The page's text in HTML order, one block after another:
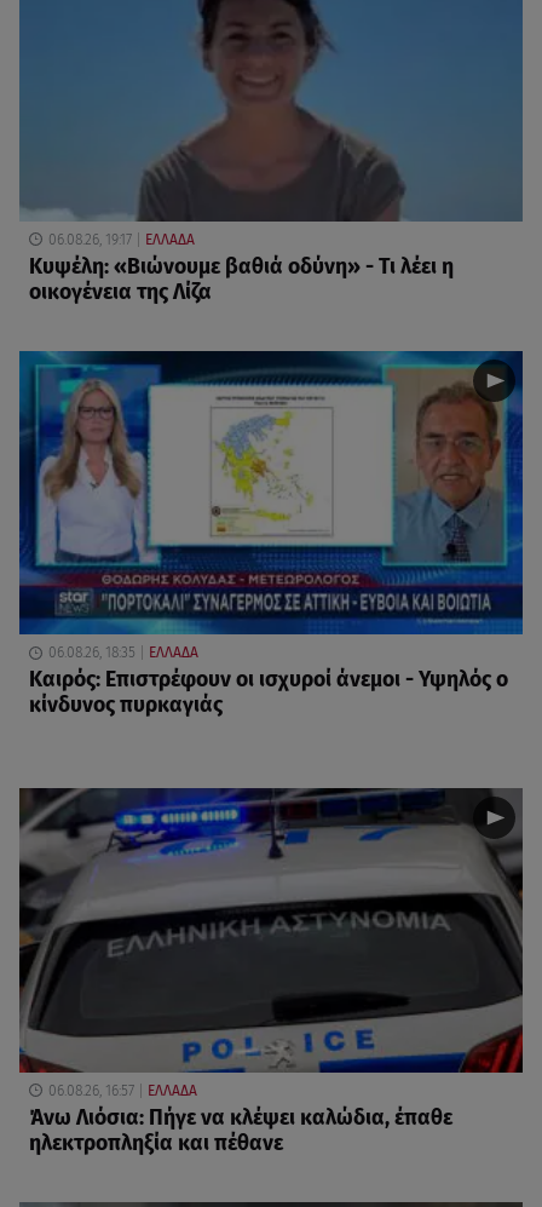
06.08.26, 19:17 ΕΛΛΑΔΑ
Κυψέλη: «Βιώνουμε βαθιά οδύνη» - Τι λέει η
οικογένεια της Λίζα
06.08.26, 18:35 ΕΛΛΑΔΑ
Καιρός: Επιστρέφουν οι ισχυροί άνεμοι - Υψηλός ο
κίνδυνος πυρκαγιάς
06.08.26, 16:57 ΕΛΛΑΔΑ
Άνω Λιόσια: Πήγε να κλέψει καλώδια, έπαθε
ηλεκτροπληξία και πέθανε